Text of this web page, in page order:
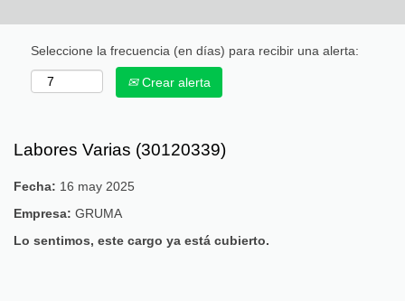
Seleccione la frecuencia (en días) para recibir una alerta:
Crear alerta
Labores Varias (30120339)
Fecha: 16 may 2025
Empresa: GRUMA
Lo sentimos, este cargo ya está cubierto.